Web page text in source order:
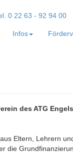
Infos
des ATG
Eltern, Lehrern
die